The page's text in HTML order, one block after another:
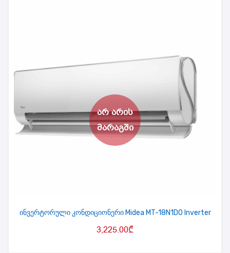
ინვერტორული კონდიციონერი Midea MT-18N1DO Inverter
3,225.00₾